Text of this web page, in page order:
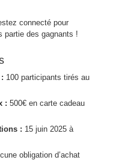
connecté pour
partie des gagnants !
100 participants tirés au
: 500€ en carte cadeau
: 15 juin 2025 à
obligation d’achat